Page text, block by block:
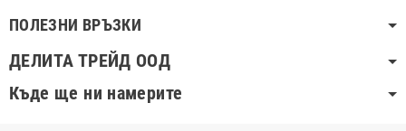
ПОЛЕЗНИ ВРЪЗКИ
ДЕЛИТА ТРЕЙД ООД
Къде ще ни намерите